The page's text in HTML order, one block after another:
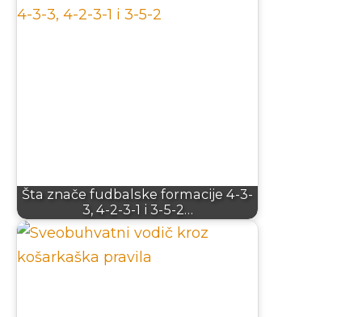
Šta znače fudbalske formacije 4-3-
3, 4-2-3-1 i 3-5-2…